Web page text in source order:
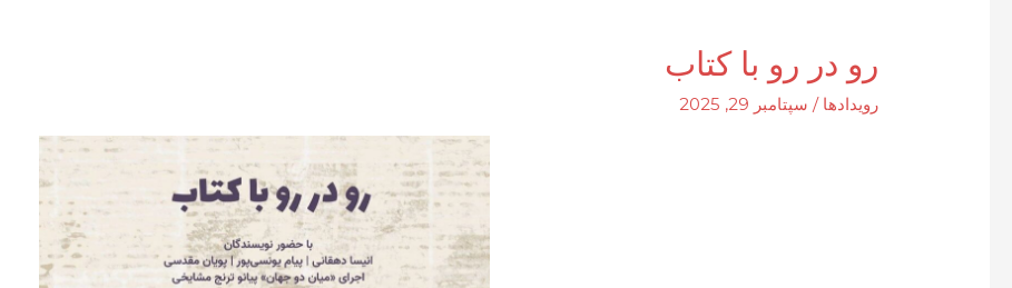
رو در رو با کتاب
رویدادها / سپتامبر 29, 2025